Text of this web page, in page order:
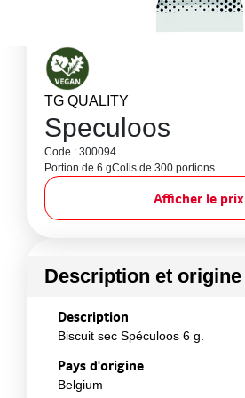
TG QUALITY
Speculoos
Code : 300094
Portion de 6 gColis de 300 portions
Afficher le prix
Description et origine
Description
Biscuit sec Spéculoos 6 g.
Pays d'origine
Belgium